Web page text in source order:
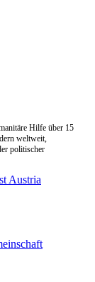
Hilfe über 15
weltweit,
politischer
Austria